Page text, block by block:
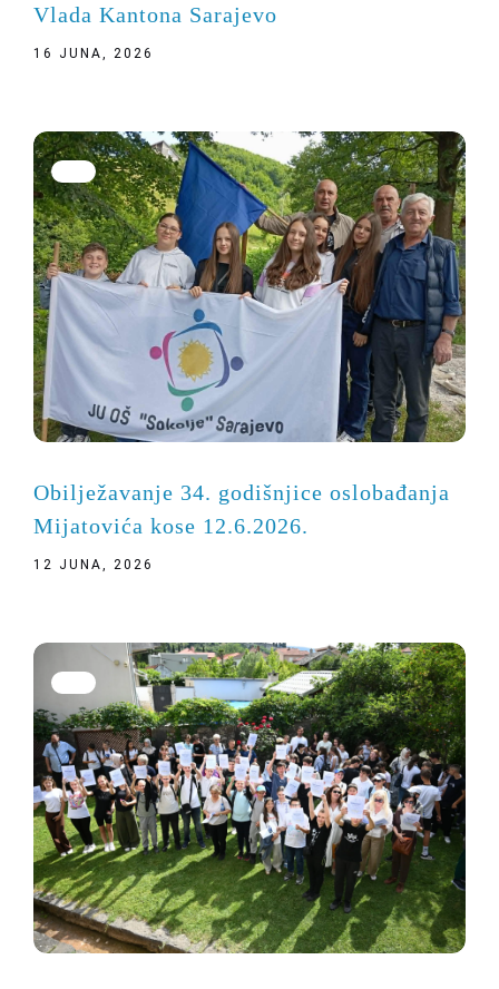
Vlada Kantona Sarajevo
16 JUNA, 2026
Obilježavanje 34. godišnjice oslobađanja
Mijatovića kose 12.6.2026.
12 JUNA, 2026